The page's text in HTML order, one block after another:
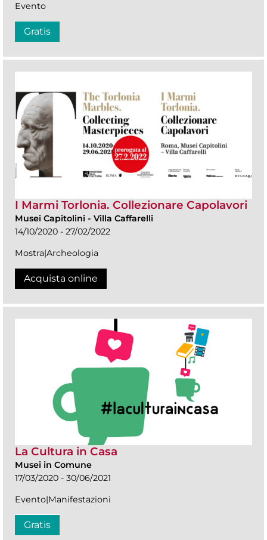
Evento
Gratis
I Marmi Torlonia. Collezionare Capolavori
Musei Capitolini - Villa Caffarelli
14/10/2020 - 27/02/2022
Mostra|Archeologia
Acquista online
La Cultura in Casa
Musei in Comune
17/03/2020 - 30/06/2021
Evento|Manifestazioni
Gratis